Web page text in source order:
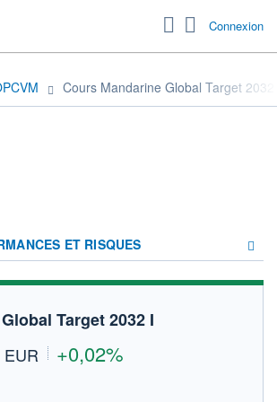
Connexion
Cours Mandarine Global Target
ET RISQUES
FORUM
Target 2032 I
EUR +0,02%